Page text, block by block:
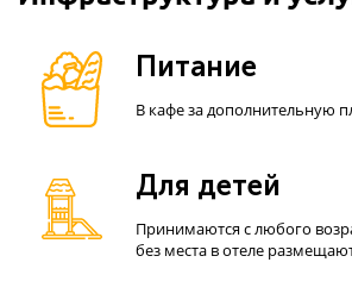
Питание
В кафе за дополнительную
Для детей
Принимаются с любого
без места в отеле